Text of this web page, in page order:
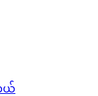
ယ်